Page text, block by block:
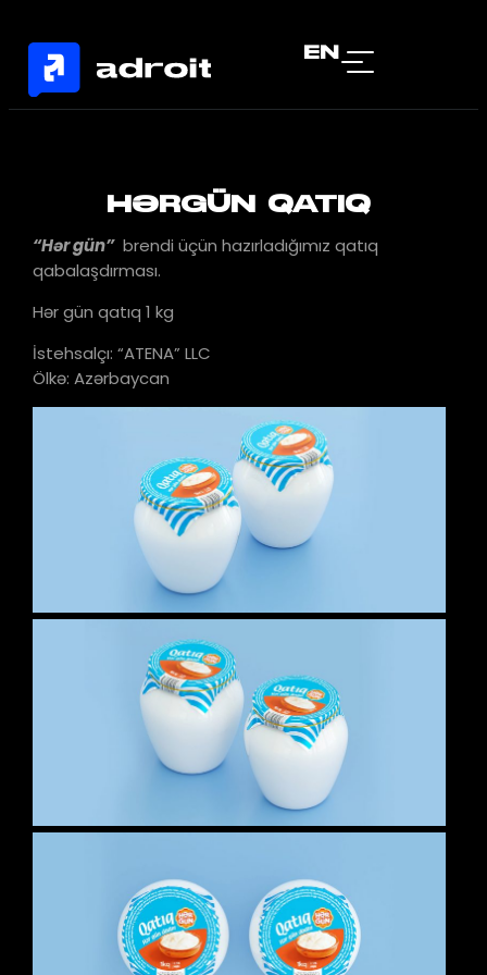
EN
HƏRGÜN QATIQ
“Hər gün”brendi üçün hazırladığımız qatıq
qabalaşdırması.
Hər gün qatıq 1 kg
İstehsalçı: “ATENA” LLC
Ölkə: Azərbaycan